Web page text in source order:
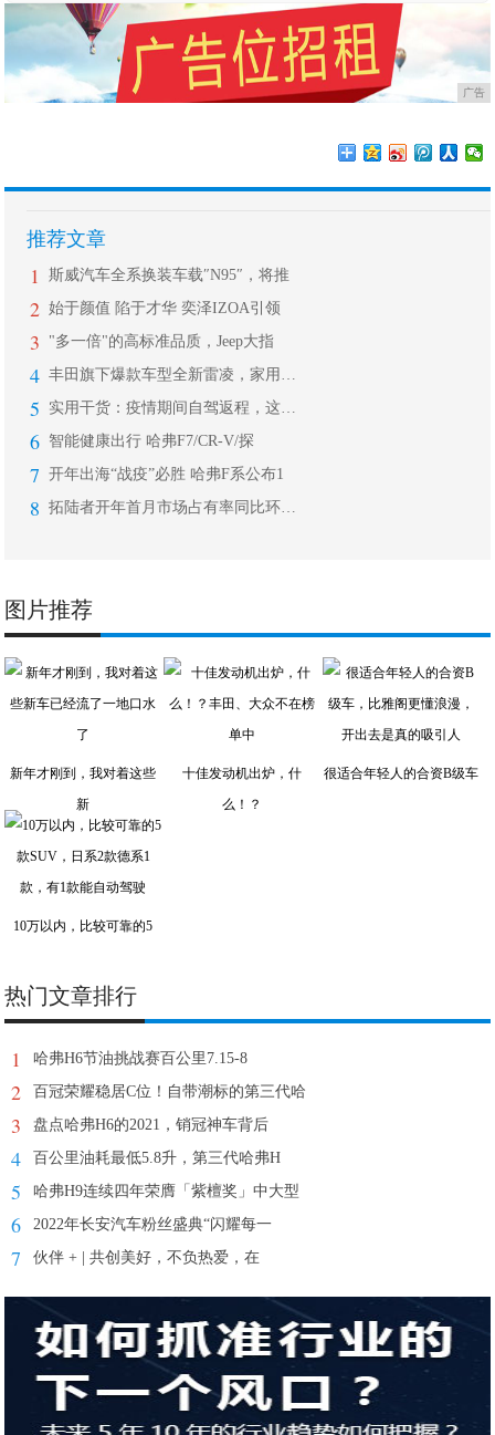
广告
推荐文章
1 斯威汽车全系换装车载″N95″，将推
2 始于颜值 陷于才华 奕泽IZOA引领
3 "多一倍"的高标准品质，Jeep大指
4 丰田旗下爆款车型全新雷凌，家用轿车中
5 实用干货：疫情期间自驾返程，这些细节
6 智能健康出行 哈弗F7/CR-V/探
7 开年出海“战疫”必胜 哈弗F系公布1
8 拓陆者开年首月市场占有率同比环比双增
图片推荐
新年才刚到，我对着这些
新
十佳发动机出炉，什
么！？
很适合年轻人的合资B级车
10万以内，比较可靠的5
热门文章排行
1 哈弗H6节油挑战赛百公里7.15-8
2 百冠荣耀稳居C位！自带潮标的第三代哈
3 盘点哈弗H6的2021，销冠神车背后
4 百公里油耗最低5.8升，第三代哈弗H
5 哈弗H9连续四年荣膺「紫檀奖」中大型
6 2022年长安汽车粉丝盛典“闪耀每一
7 伙伴 + | 共创美好，不负热爱，在